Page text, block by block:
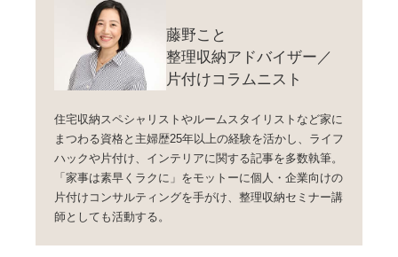
藤野こと
整理収納アドバイザー／
片付けコラムニスト
住宅収納スペシャリストやルームスタイリストなど家に
まつわる資格と主婦歴25年以上の経験を活かし、ライフ
ハックや片付け、インテリアに関する記事を多数執筆。
「家事は素早くラクに」をモットーに個人・企業向けの
片付けコンサルティングを手がけ、整理収納セミナー講
師としても活動する。